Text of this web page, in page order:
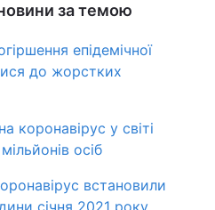
новини за темою
епідемічної
до жорстких
коронавірус у світі
осіб
встановили
січня 2021 року